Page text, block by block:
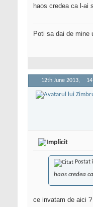
haos credea ca l-ai
Poti sa dai de mine
12th June 2013,
Postat
haos credea
ce invatam de aici